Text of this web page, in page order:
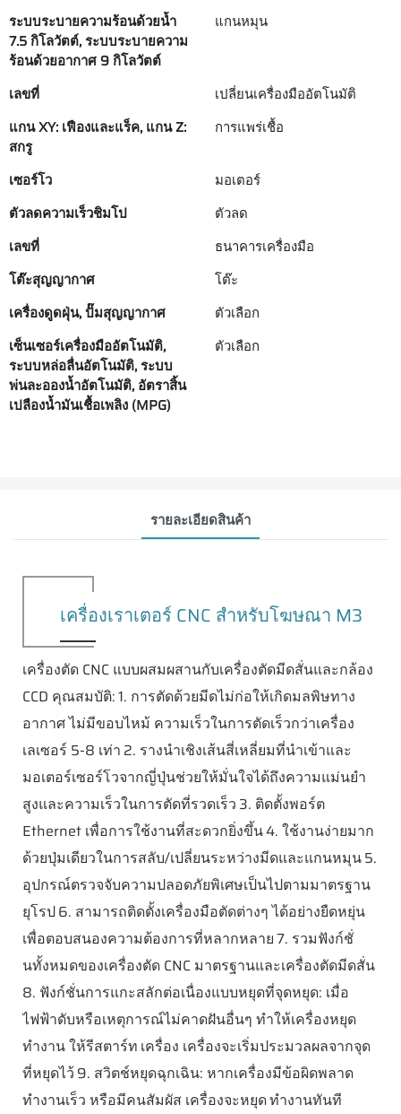
ระบบระบายความร้อนด้วยน้ำ
7.5 กิโลวัตต์, ระบบระบายความ
ร้อนด้วยอากาศ 9 กิโลวัตต์
แกนหมุน
เลขที่
เปลี่ยนเครื่องมืออัตโนมัติ
แกน XY: เฟืองและแร็ค, แกน Z:
สกรู
การแพร่เชื้อ
เซอร์โว
มอเตอร์
ตัวลดความเร็วชิมโป
ตัวลด
เลขที่
ธนาคารเครื่องมือ
โต๊ะสุญญากาศ
โต๊ะ
เครื่องดูดฝุ่น, ปั๊มสุญญากาศ
ตัวเลือก
เซ็นเซอร์เครื่องมืออัตโนมัติ,
ระบบหล่อลื่นอัตโนมัติ, ระบบ
พ่นละอองน้ำอัตโนมัติ, อัตราสิ้น
เปลืองน้ำมันเชื้อเพลิง (MPG)
ตัวเลือก
รายละเอียดสินค้า
เครื่องเราเตอร์ CNC สำหรับโฆษณา M3
เครื่องตัด CNC แบบผสมผสานกับเครื่องตัดมีดสั่นและกล้อง
CCD คุณสมบัติ:1. การตัดด้วยมีดไม่ก่อให้เกิดมลพิษทาง
อากาศ ไม่มีขอบไหม้ ความเร็วในการตัดเร็วกว่าเครื่อง
เลเซอร์ 5-8 เท่า 2. รางนำเชิงเส้นสี่เหลี่ยมที่นำเข้าและ
มอเตอร์เซอร์โวจากญี่ปุ่นช่วยให้มั่นใจได้ถึงความแม่นยำ
สูงและความเร็วในการตัดที่รวดเร็ว 3. ติดตั้งพอร์ต
Ethernet เพื่อการใช้งานที่สะดวกยิ่งขึ้น4. ใช้งานง่ายมาก
ด้วยปุ่มเดียวในการสลับ/เปลี่ยนระหว่างมีดและแกนหมุน5.
อุปกรณ์ตรวจจับความปลอดภัยพิเศษเป็นไปตามมาตรฐาน
ยุโรป6. สามารถติดตั้งเครื่องมือตัดต่างๆ ได้อย่างยืดหยุ่น
เพื่อตอบสนองความต้องการที่หลากหลาย7. รวมฟังก์ชั่
นทั้งหมดของเครื่องตัด CNC มาตรฐานและเครื่องตัดมีดสั่น
8. ฟังก์ชั่นการแกะสลักต่อเนื่องแบบหยุดที่จุดหยุด: เมื่อ
ไฟฟ้าดับหรือเหตุการณ์ไม่คาดฝันอื่นๆ ทำให้เครื่องหยุด
ทำงาน ให้รีสตาร์ท เครื่อง เครื่องจะเริ่มประมวลผลจากจุด
ที่หยุดไว้9. สวิตช์หยุดฉุกเฉิน: หากเครื่องมีข้อผิดพลาด
ทำงานเร็ว หรือมีคนสัมผัส เครื่องจะหยุดทำงานทันที